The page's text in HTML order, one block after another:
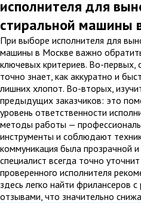
исполнителя для
стиральной машины
При выборе исполнителя для
машины в Москве важно
ключевых критериев. Во-
точно знает, как аккуратно и
лишних хлопот. Во-вторых,
предыдущих заказчиков: это
уровень ответственности
методы работы —
инструменты и соблюдают
коммуникация была прозрачной
специалист всегда точно
проверенного исполнителя
здесь легко найти фрилансеров
отзывами, что значительно